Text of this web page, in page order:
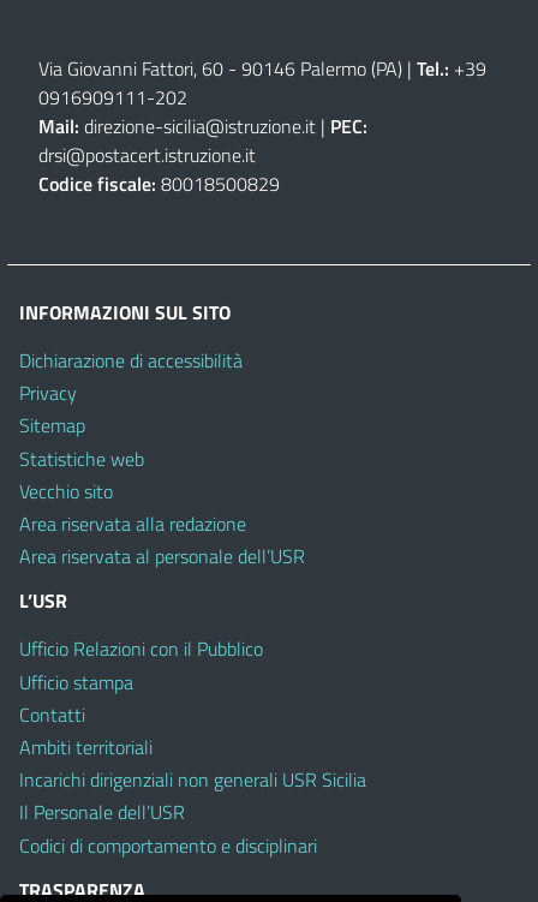
Via Giovanni Fattori, 60 - 90146 Palermo (PA) | Tel.: +39
0916909111-202
Mail: direzione-sicilia@istruzione.it | PEC:
drsi@postacert.istruzione.it
Codice fiscale: 80018500829
INFORMAZIONI SUL SITO
Dichiarazione di accessibilità
Privacy
Sitemap
Statistiche web
Vecchio sito
Area riservata alla redazione
Area riservata al personale dell’USR
L’USR
Ufficio Relazioni con il Pubblico
Ufficio stampa
Contatti
Ambiti territoriali
Incarichi dirigenziali non generali USR Sicilia
Il Personale dell’USR
Codici di comportamento e disciplinari
TRASPARENZA